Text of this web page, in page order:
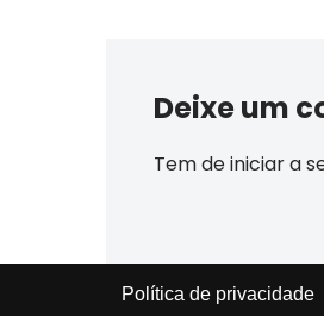
Deixe um
Tem deiniciar a
Política de privacidade